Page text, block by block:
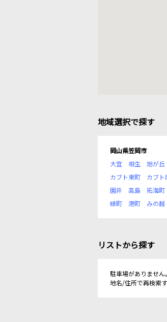
地域選択で探す
岡山県笠岡市
大宜
相生 旭が丘
カブト東町
カブト
園井
高島 拓海町
緑町
港町 みの越
リストから探す
駐車場がありません。
地名/住所で再検索